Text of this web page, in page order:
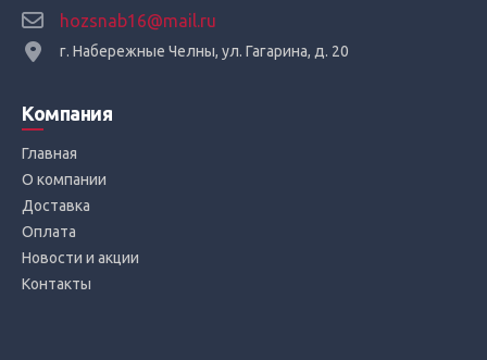
hozsnab16@mail.ru
г. Набережные Челны, ул. Гагарина, д. 20
Компания
Главная
О компании
Доставка
Оплата
Новости и акции
Контакты